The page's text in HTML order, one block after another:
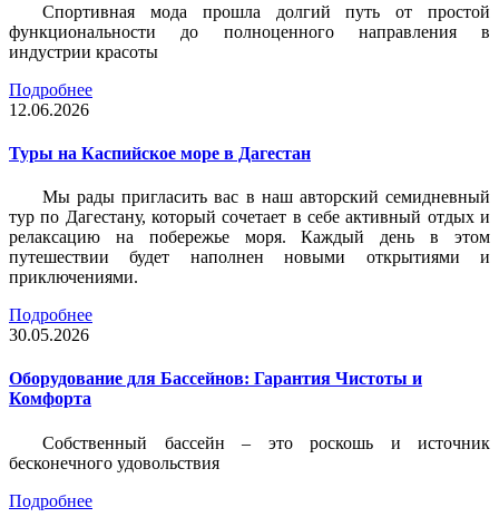
Спортивная мода прошла долгий путь от простой
функциональности до полноценного направления в
индустрии красоты
Подробнее
12.06.2026
Туры на Каспийское море в Дагестан
Мы рады пригласить вас в наш авторский семидневный
тур по Дагестану, который сочетает в себе активный отдых и
релаксацию на побережье моря. Каждый день в этом
путешествии будет наполнен новыми открытиями и
приключениями.
Подробнее
30.05.2026
Оборудование для Бассейнов: Гарантия Чистоты и
Комфорта
Собственный бассейн – это роскошь и источник
бесконечного удовольствия
Подробнее